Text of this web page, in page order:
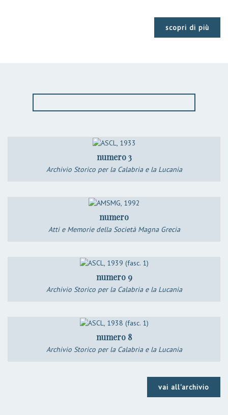
scopri di più
numero 3
Archivio Storico per la Calabria e la Lucania
numero
Atti e Memorie della Società Magna Grecia
numero 9
Archivio Storico per la Calabria e la Lucania
numero 8
Archivio Storico per la Calabria e la Lucania
vai all'archivio